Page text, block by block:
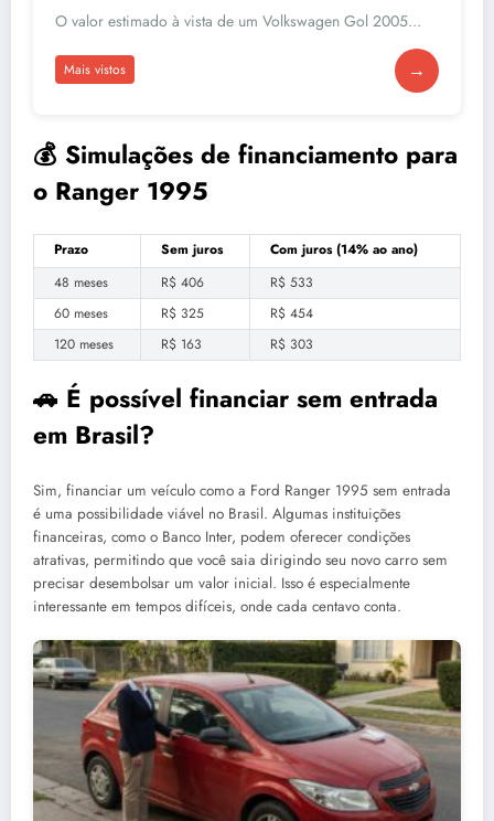
O valor estimado à vista de um Volkswagen Gol 2005...
Mais vistos →
💰 Simulações de financiamento para
o Ranger 1995
Prazo Sem juros
Com juros (14% ao ano)
48 meses
R$ 406
R$ 533
60 meses
R$ 325
R$ 454
120 meses
R$ 163 R$ 303
🚗 É possível financiar sem entrada
em Brasil?
Sim, financiar um veículo como a Ford Ranger 1995 sem entrada
é uma possibilidade viável no Brasil. Algumas instituições
financeiras, como o Banco Inter, podem oferecer condições
atrativas, permitindo que você saia dirigindo seu novo carro sem
precisar desembolsar um valor inicial. Isso é especialmente
interessante em tempos difíceis, onde cada centavo conta.